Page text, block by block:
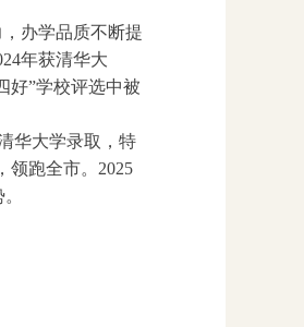
办学品质不断提
年获清华大
好”学校评选中被
华大学录取，特
领跑全市。2025